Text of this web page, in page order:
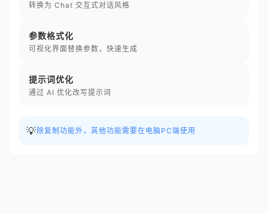
转换为 Chat 交互式对话风格
参数格式化
可视化界面替换参数，快速生成
提示词优化
通过 AI 优化改写提示词
💡 除复制功能外，其他功能需要在电脑PC端使用